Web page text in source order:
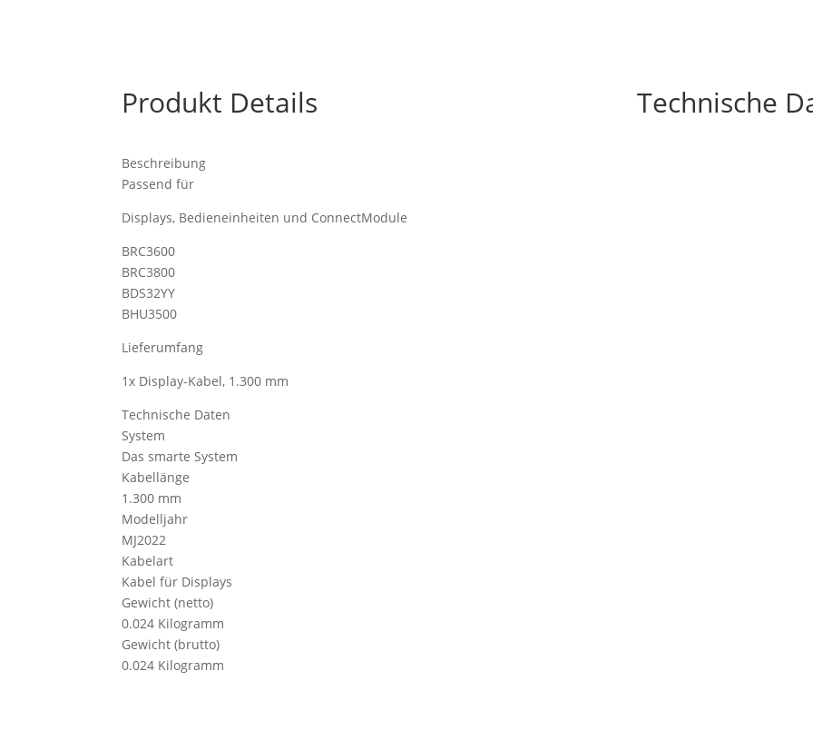
Produkt Details
Beschreibung
Passend für
Displays, Bedieneinheiten und ConnectModule
BRC3600
BRC3800
BDS32YY
BHU3500
Lieferumfang
1x Display-Kabel, 1.300 mm
Technische Daten
System
Das smarte System
Kabellänge
1.300 mm
Modelljahr
MJ2022
Kabelart
Kabel für Displays
Gewicht (netto)
0.024 Kilogramm
Gewicht (brutto)
0.024 Kilogramm
Technische